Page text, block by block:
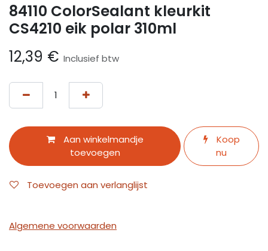
84110 ColorSealant kleurkit
CS4210 eik polar 310ml
12,39 € Inclusief btw
Aan winkelmandje
toevoegen
Koop
nu
Toevoegen aan verlanglijst
Algemene voorwaarden